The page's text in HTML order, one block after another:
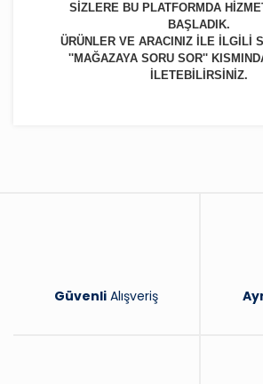
SİZLERE BU PLATFORMDA
BAŞLADIK.
ÜRÜNLER VE ARACINIZ İLE İLGİLİ
''MAĞAZAYA SORU SOR''
İLETEBİLİRSİNİZ.
Güvenli Alışveriş